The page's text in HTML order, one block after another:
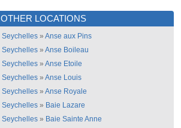
OTHER LOCATIONS
Seychelles » Anse aux Pins
Seychelles » Anse Boileau
Seychelles » Anse Etoile
Seychelles » Anse Louis
Seychelles » Anse Royale
Seychelles » Baie Lazare
Seychelles » Baie Sainte Anne